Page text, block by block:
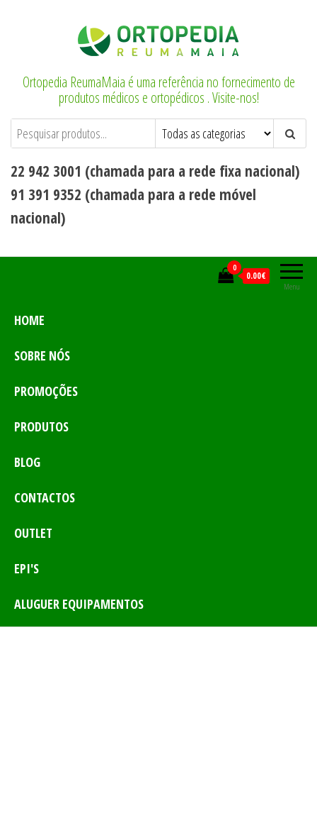
Ortopedia ReumaMaia é uma referência no fornecimento de
produtos médicos e ortopédicos . Visite-nos!
22 942 3001 (chamada para a rede fixa nacional)
91 391 9352 (chamada para a rede móvel
nacional)
Menu
0
0.00€
HOME
SOBRE NÓS
PROMOÇÕES
PRODUTOS
BLOG
CONTACTOS
OUTLET
EPI'S
ALUGUER EQUIPAMENTOS